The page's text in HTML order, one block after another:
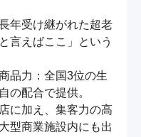
年受け継がれた超老
言えばここ」という
品力：全国3位の生
の配合で提供。
に加え、集客力の高
型商業施設内にも出